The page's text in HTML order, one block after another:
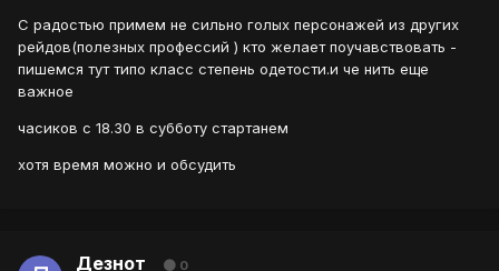
С радостью примем не сильно голых персонажей из других
рейдов(полезных профессий ) кто желает поучавствовать -
пишемся тут типо класс степень одетости.и че нить еще
важное
часиков с 18.30 в субботу стартанем
хотя время можно и обсудить
Дезнот 0